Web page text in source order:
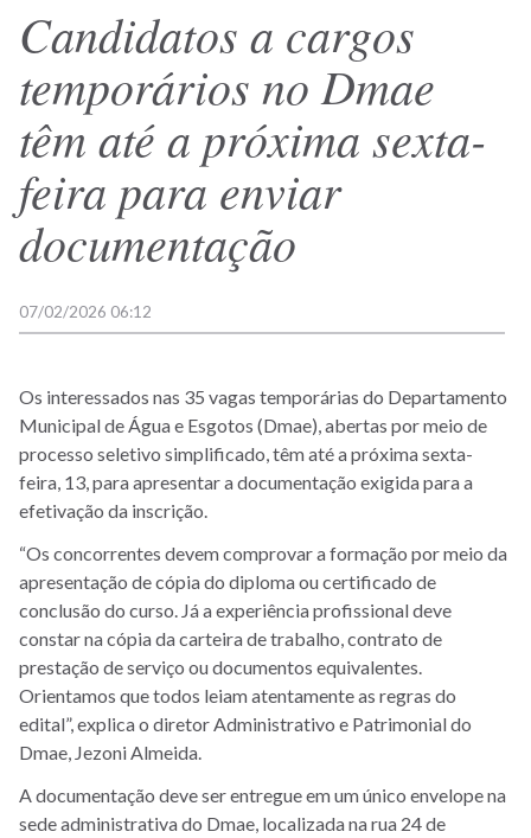
Candidatos a cargos
temporários no Dmae
têm até a próxima sexta-
feira para enviar
documentação
07/02/2026 06:12
Os interessados nas 35 vagas temporárias do Departamento
Municipal de Água e Esgotos (Dmae), abertas por meio de
processo seletivo simplificado, têm até a próxima sexta-
feira, 13, para apresentar a documentação exigida para a
efetivação da inscrição.
“Os concorrentes devem comprovar a formação por meio da
apresentação de cópia do diploma ou certificado de
conclusão do curso. Já a experiência profissional deve
constar na cópia da carteira de trabalho, contrato de
prestação de serviço ou documentos equivalentes.
Orientamos que todos leiam atentamente as regras do
edital”, explica o diretor Administrativo e Patrimonial do
Dmae, Jezoni Almeida.
A documentação deve ser entregue em um único envelope na
sede administrativa do Dmae, localizada na rua 24 de